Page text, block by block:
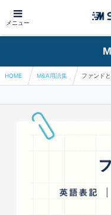
メニュー
HOME M&A用語集 ファンド